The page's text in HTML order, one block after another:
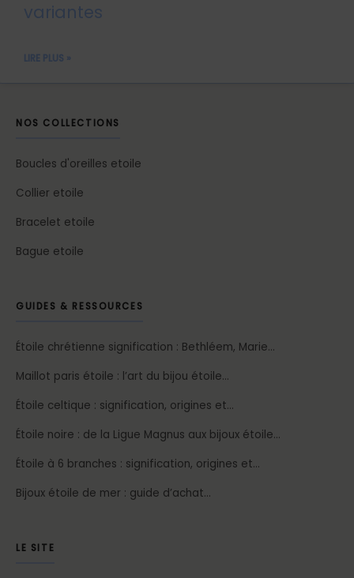
variantes
LIRE PLUS »
NOS COLLECTIONS
Boucles d'oreilles etoile
Collier etoile
Bracelet etoile
Bague etoile
GUIDES & RESSOURCES
Étoile chrétienne signification : Bethléem, Marie…
Maillot paris étoile : l’art du bijou étoile…
Étoile celtique : signification, origines et…
Étoile noire : de la Ligue Magnus aux bijoux étoile…
Étoile à 6 branches : signification, origines et…
Bijoux étoile de mer : guide d’achat…
LE SITE